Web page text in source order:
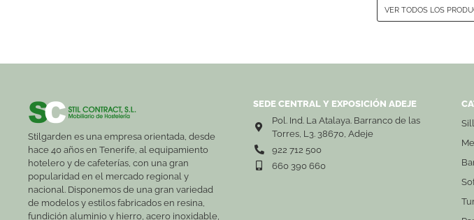
VER TODOS LOS
Stilgarden es una empresa orientada, desde
hace 40 años en Tenerife, al equipamiento
hotelero y de cafeterías, con una gran
popularidad en el mercado regional y
nacional. Disponemos de una gran variedad
de modelos y estilos fabricados en resina,
fundición aluminio y hierro, acero inoxidable,
SEDE CENTRAL Y EXPOSICIÓN ADEJE
Pol. Ind. La Atalaya. Barranco de las
Torres, L3. 38670, Adeje
922 712 500
660 390 660